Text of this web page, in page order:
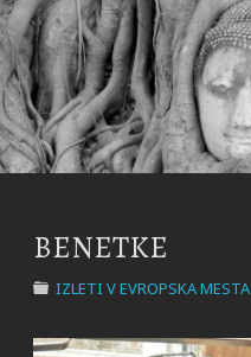
BENETKE
IZLETI V EVROPSKA MESTA